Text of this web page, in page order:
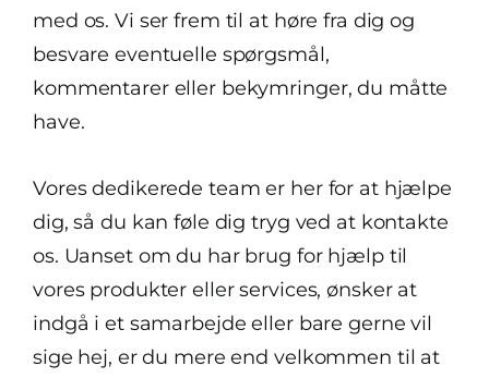
med os. Vi ser frem til at høre fra dig og
besvare eventuelle spørgsmål,
kommentarer eller bekymringer, du måtte
have.
Vores dedikerede team er her for at hjælpe
dig, så du kan føle dig tryg ved at kontakte
os. Uanset om du har brug for hjælp til
vores produkter eller services, ønsker at
indgå i et samarbejde eller bare gerne vil
sige hej, er du mere end velkommen til at